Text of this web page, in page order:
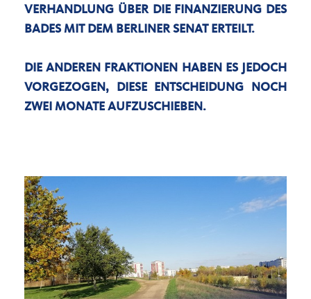
VERHANDLUNG ÜBER DIE FINANZIERUNG DES
BADES MIT DEM BERLINER SENATERTEILT.
DIE ANDEREN FRAKTIONEN HABEN ES JEDOCH
VORGEZOGEN, DIESE ENTSCHEIDUNG NOCH
ZWEI MONATE AUFZUSCHIEBEN.